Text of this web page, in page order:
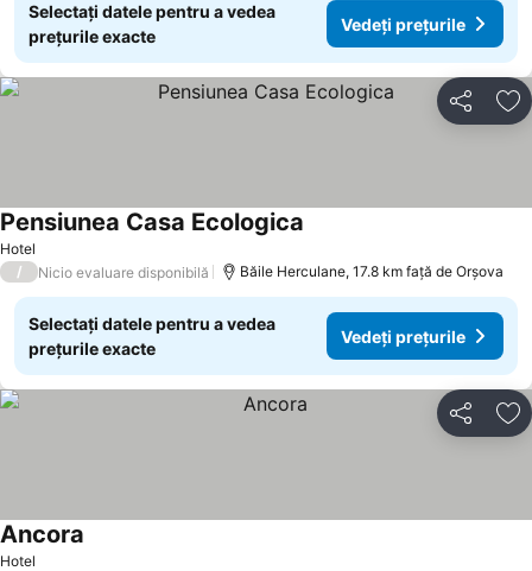
Selectați datele pentru a vedea
prețurile exacte
Vedeți prețurile
Distribuiți
Hotel
Pensiunea Casa Ecologica
/ Nicio evaluare disponibilă Băile Herculane, 17.8 km faţă de Orşova
Selectați datele pentru a vedea
prețurile exacte
Vedeți prețurile
Distribuiți
Hotel
Ancora